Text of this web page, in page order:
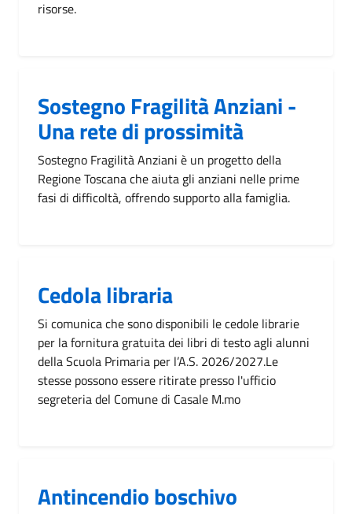
risorse.
Sostegno Fragilità Anziani -
Una rete di prossimità
Sostegno Fragilità Anziani è un progetto della
Regione Toscana che aiuta gli anziani nelle prime
fasi di difficoltà, offrendo supporto alla famiglia.
Cedola libraria
Si comunica che sono disponibili le cedole librarie
per la fornitura gratuita dei libri di testo agli alunni
della Scuola Primaria per l’A.S. 2026/2027.Le
stesse possono essere ritirate presso l'ufficio
segreteria del Comune di Casale M.mo
Antincendio boschivo